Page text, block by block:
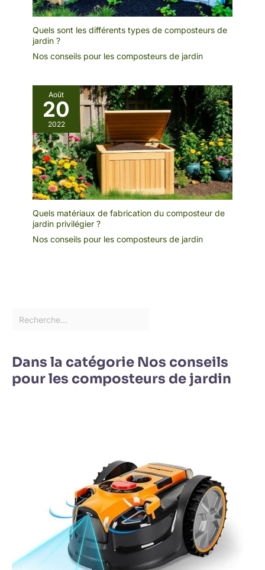
Quels sont les différents types de composteurs de
jardin ?
Nos conseils pour les composteurs de jardin
Août
20
2022
Quels matériaux de fabrication du composteur de
jardin privilégier ?
Nos conseils pour les composteurs de jardin
Dans la catégorie Nos conseils
pour les composteurs de jardin